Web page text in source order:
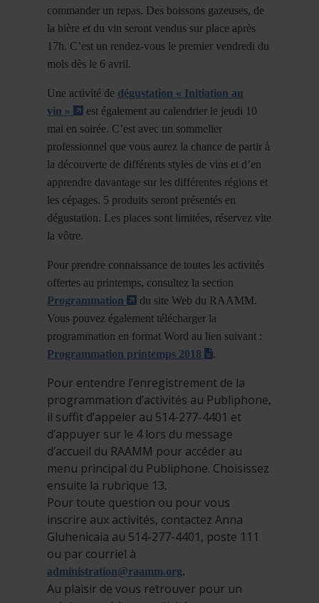
commander un repas. Des boissons gazeuses, de
la bière et du vin seront vendus sur place après
17h. C’est un rendez-vous le premier vendredi du
mois dès le 6 avril.
Une activité de dégustation « Initiation au
vin »
- Cet hyperlien s'ouvrira dans une nouvelle
est également au calendrier le jeudi 10
mai en soirée. C’est avec un sommelier
professionnel que vous aurez la chance de partir à
la découverte de différents styles de vins et d’en
apprendre davantage sur les différentes régions et
les cépages. 5 produits seront présentés en
dégustation. Les places sont limitées, réservez vite
la vôtre.
Pour prendre connaissance de toutes les activités
offertes au printemps, consultez la section
Programmation
- Cet hyperlien s'ouvrira dans une
du site Web du RAAMM.
Vous pouvez également télécharger la
programmation en format Word au lien suivant :
Programmation printemps 2018
(docx)
.
Pour entendre l’enregistrement de la
programmation d’activités au Publiphone,
il suffit d’appeler au 514-277-4401 et
d’appuyer sur le 4 lors du message
d’accueil du RAAMM pour accéder au
menu principal du Publiphone. Choisissez
ensuite la rubrique 13.
Pour toute question ou pour vous
inscrire aux activités, contactez Anna
Gluhenicaia au 514-277-4401, poste 111
ou par courriel à
administration@raamm.org.
Au plaisir de vous retrouver pour un